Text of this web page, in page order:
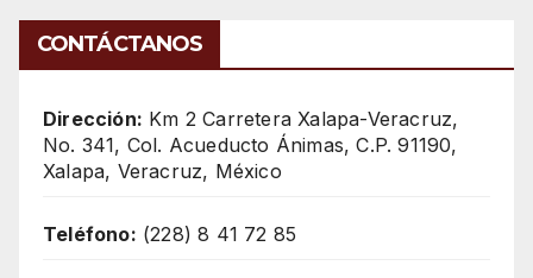
CONTÁCTANOS
Dirección: Km 2 Carretera Xalapa-Veracruz,
No. 341, Col. Acueducto Ánimas, C.P. 91190,
Xalapa, Veracruz, México
Teléfono: (228) 8 41 72 85